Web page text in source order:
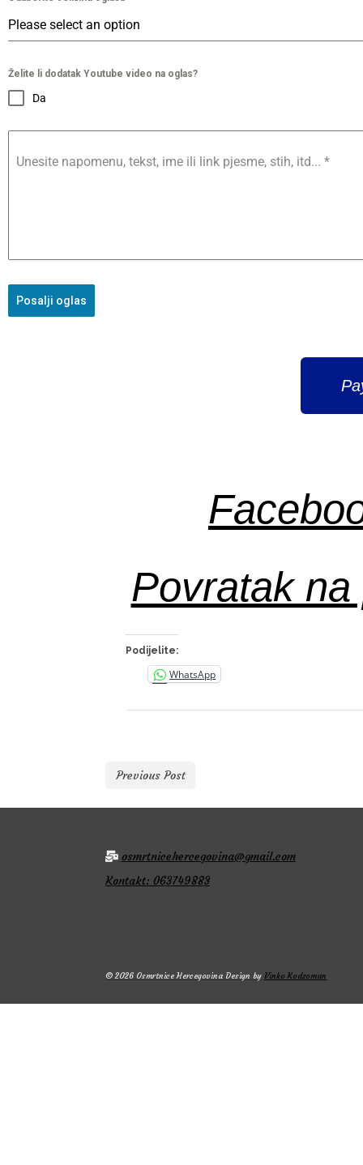
Please select an option
Želite li dodatak Youtube video na oglas?
Da
Unesite napomenu, tekst, ime ili link pjesme, stih, itd... *
Posalji oglas
Povratak
Podijelite:
WhatsApp
Previous Post
osmrtnicehercegovina@gmail.com
Kontakt: 063749883
© 2026 Osmrtnice Hercegovina Design by Vinko Kodzoman